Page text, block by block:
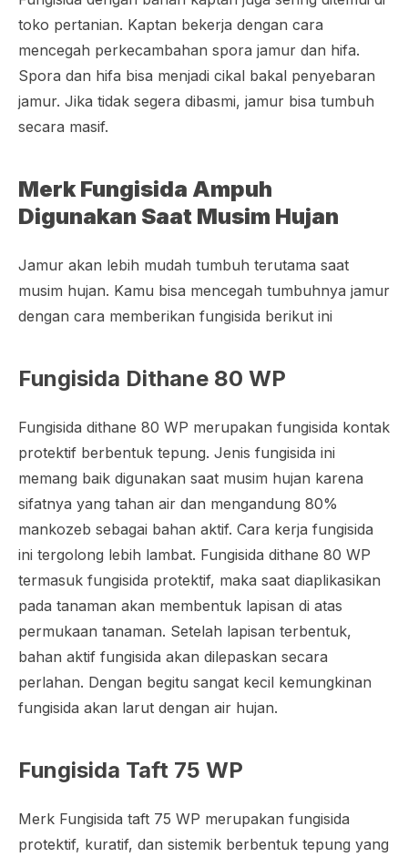
toko pertanian. Kaptan bekerja dengan cara
mencegah perkecambahan spora jamur dan hifa.
Spora dan hifa bisa menjadi cikal bakal penyebaran
jamur. Jika tidak segera dibasmi, jamur bisa tumbuh
secara masif.
Merk Fungisida Ampuh
Digunakan Saat Musim Hujan
Jamur akan lebih mudah tumbuh terutama saat
musim hujan. Kamu bisa mencegah tumbuhnya jamur
dengan cara memberikan fungisida berikut ini
Fungisida Dithane 80 WP
Fungisida dithane 80 WP merupakan fungisida kontak
protektif berbentuk tepung. Jenis fungisida ini
memang baik digunakan saat musim hujan karena
sifatnya yang tahan air dan mengandung 80%
mankozeb sebagai bahan aktif. Cara kerja fungisida
ini tergolong lebih lambat. Fungisida dithane 80 WP
termasuk fungisida protektif, maka saat diaplikasikan
pada tanaman akan membentuk lapisan di atas
permukaan tanaman. Setelah lapisan terbentuk,
bahan aktif fungisida akan dilepaskan secara
perlahan. Dengan begitu sangat kecil kemungkinan
fungisida akan larut dengan air hujan.
Fungisida Taft 75 WP
Merk Fungisida taft 75 WP merupakan fungisida
protektif, kuratif, dan sistemik berbentuk tepung yang